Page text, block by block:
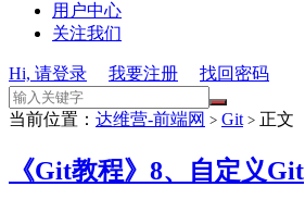
用户中心
关注我们
Hi, 请登录 我要注册 找回密码
当前位置： 达维营-前端网 > Git > 正文
《Git教程》8、自定义Git